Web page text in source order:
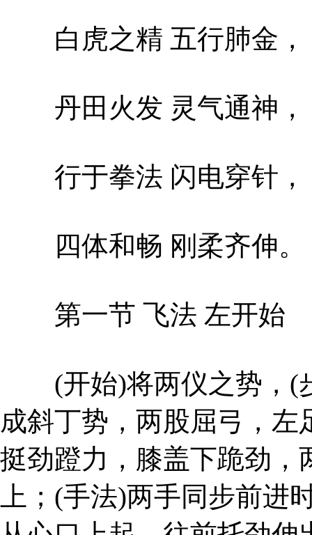
白虎之精 五行肺金，
丹田火发 灵气通神，
行于拳法 闪电穿针，
四体和畅 刚柔齐伸。
第一节 飞法 左开始
(开始)将两仪之势，(
成斜丁势，两股屈弓，
挺劲蹬力，膝盖下跪劲，
上；(手法)两手同步前进